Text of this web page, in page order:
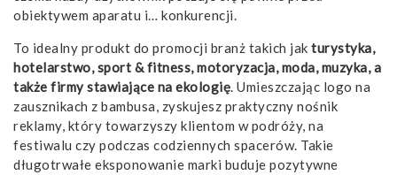
obiektywem aparatu i… konkurencji.
To idealny produkt do promocji branż takich jak turystyka,
hotelarstwo, sport & fitness, motoryzacja, moda, muzyka, a
także firmy stawiające na ekologię. Umieszczając logo na
zausznikach z bambusa, zyskujesz praktyczny nośnik
reklamy, który towarzyszy klientom w podróży, na
festiwalu czy podczas codziennych spacerów. Takie
długotrwałe eksponowanie marki buduje pozytywne